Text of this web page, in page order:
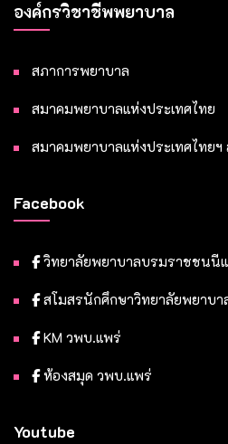
องค์กรวิชาชีพพยาบาล
สภาการพยาบาล
สมาคมพยาบาลแห่งประเทศไทย
สมาคมพยาบาลแห่งประเทศไทยฯ
Facebook
วิทยาลัยพยาบาลบรมราชชนนี
สโมสรนักศึกษาวิทยาลัยพยาบ
KM วพบ.แพร่
ห้องสมุด วพบ.แพร่
Youtube